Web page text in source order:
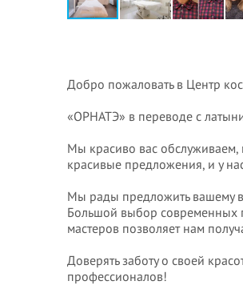
Добро пожаловать в Центр
«ОРНАТЭ» в переводе с
Мы красиво вас
красивые предложения, и у
Мы рады предложить вашему
Большой выбор современных
мастеров позволяет нам
Доверять заботу о своей
профессионалов!